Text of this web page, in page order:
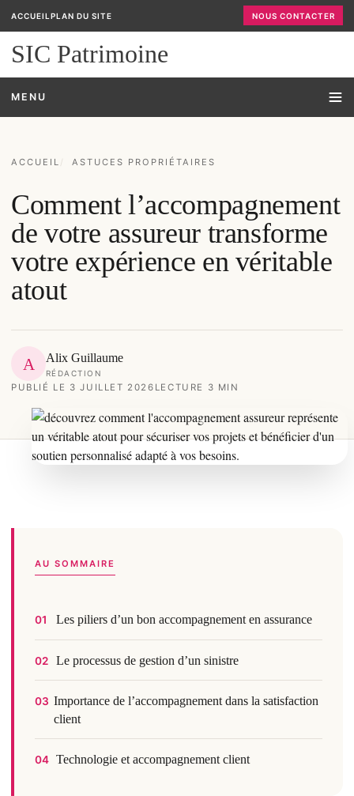
ACCUEIL PLAN DU SITE NOUS CONTACTER
SIC Patrimoine
MENU
ACCUEIL ASTUCES PROPRIÉTAIRES
Comment l’accompagnement
de votre assureur transforme
votre expérience en véritable
atout
A Alix Guillaume
RÉDACTION
PUBLIÉ LE 3 JUILLET 2026 LECTURE 3 MIN
AU SOMMAIRE
01 Les piliers d’un bon accompagnement en assurance
02 Le processus de gestion d’un sinistre
03 Importance de l’accompagnement dans la satisfaction
client
04 Technologie et accompagnement client